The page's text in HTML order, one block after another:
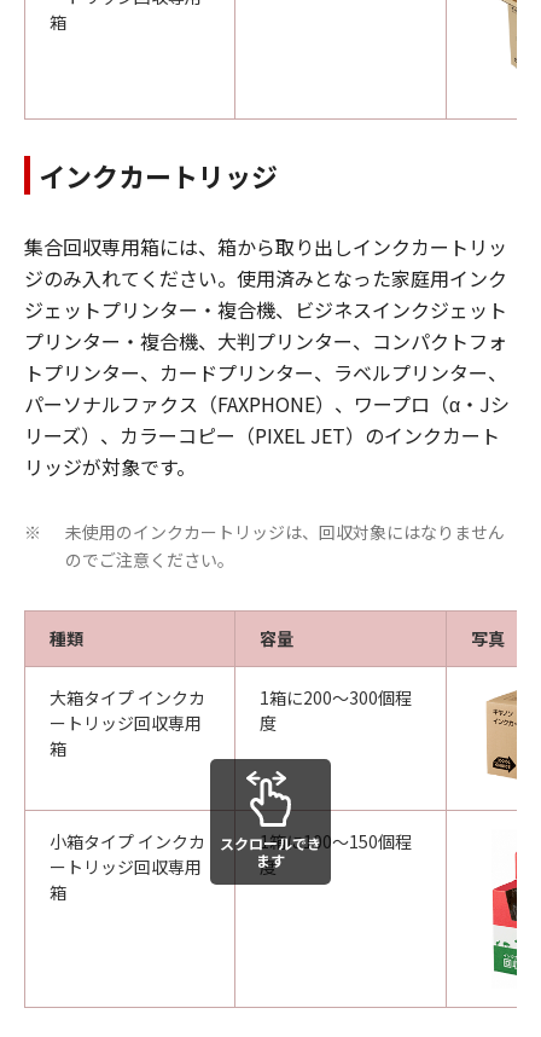
箱
インクカートリッジ
集合回収専用箱には、箱から取り出しインクカートリッ
ジのみ入れてください。使用済みとなった家庭用インク
ジェットプリンター・複合機、ビジネスインクジェット
プリンター・複合機、大判プリンター、コンパクトフォ
トプリンター、カードプリンター、ラベルプリンター、
パーソナルファクス（FAXPHONE）、ワープロ（α・Jシ
リーズ）、カラーコピー（PIXEL JET）のインクカート
リッジが対象です。
※
未使用のインクカートリッジは、回収対象にはなりません
のでご注意ください。
種類 容量 写真
大箱タイプ インクカ
ートリッジ回収専用
箱
1箱に200～300個程
度
小箱タイプ インクカ
ートリッジ回収専用
箱
1箱に100～150個程
度
スクロールでき
ます